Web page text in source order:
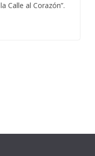
Calle al Corazón”.